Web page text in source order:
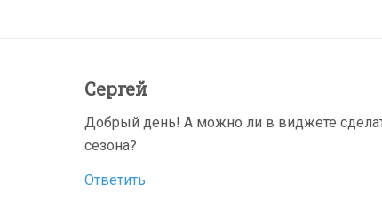
Сергей
Добрый день! А можно ли в виджете
сезона?
Ответить